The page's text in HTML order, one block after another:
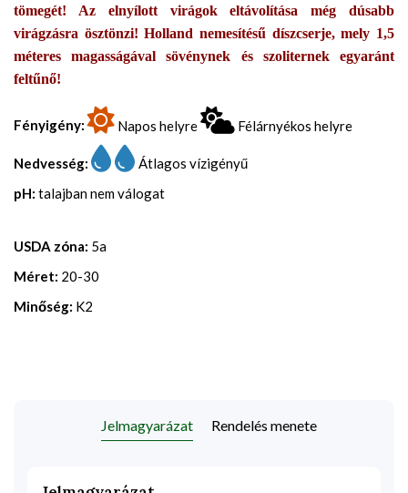
tömegét! Az elnyílott virágok eltávolítása még dúsabb
virágzásra ösztönzi! Holland nemesítésű díszcserje, mely 1,5
méteres magasságával sövénynek és szoliternek egyaránt
feltűnő!
Fényigény: Napos helyre Félárnyékos helyre
Nedvesség:
Átlagos vízigényű
pH: talajban nem válogat
USDA zóna: 5a
Méret: 20-30
Minőség: K2
Jelmagyarázat Rendelés menete